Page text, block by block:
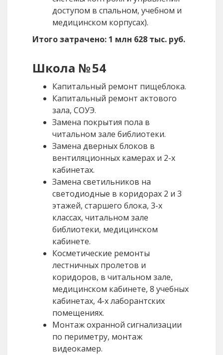
доступом в спальном, учебном и
медицинском корпусах).
Итого затрачено: 1 млн 628 тыс. руб.
Школа № 54
Капитальный ремонт пищеблока.
Капитальный ремонт актового
зала, СОУЭ.
Замена покрытия пола в
читальном зале библиотеки.
Замена дверных блоков в
вентиляционных камерах и 2-х
кабинетах.
Замена светильников на
светодиодные в коридорах 2 и 3
этажей, старшего блока, 3-х
классах, читальном зале
библиотеки, медицинском
кабинете.
Косметические ремонты
лестничных пролетов и
коридоров, в читальном зале,
медицинском кабинете, 8 учебных
кабинетах, 4-х лаборантских
помещениях.
Монтаж охранной сигнализации
по периметру, монтаж
видеокамер.